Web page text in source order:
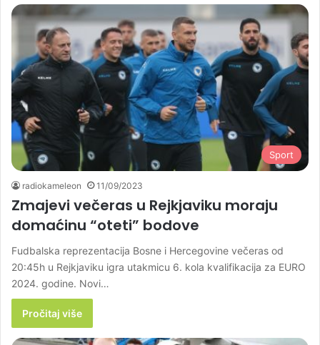
Sport
radiokameleon 11/09/2023
Zmajevi večeras u Rejkjaviku moraju
domaćinu “oteti” bodove
Fudbalska reprezentacija Bosne i Hercegovine večeras od
20:45h u Rejkjaviku igra utakmicu 6. kola kvalifikacija za EURO
2024. godine. Novi…
Pročitaj više